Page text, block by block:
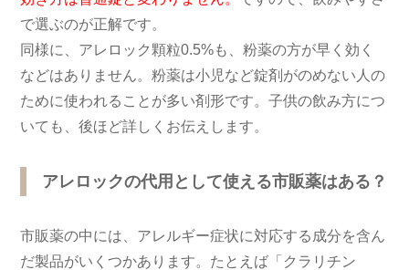
で選ぶのが正解です。
同様に、アレロック顆粒0.5%も、粉薬の方が早く効く
などはありません。粉薬は小児など錠剤がのめない人の
ために使われることが多い剤形です。子供の飲み方につ
いても、後ほど詳しくお伝えします。
アレロックの代用として使える市販薬はある？
市販薬の中には、アレルギー症状に対応する成分を含ん
だ製品がいくつかあります。たとえば「クラリチン